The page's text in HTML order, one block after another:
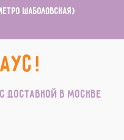
Шаболовская)
доставкой в Москве